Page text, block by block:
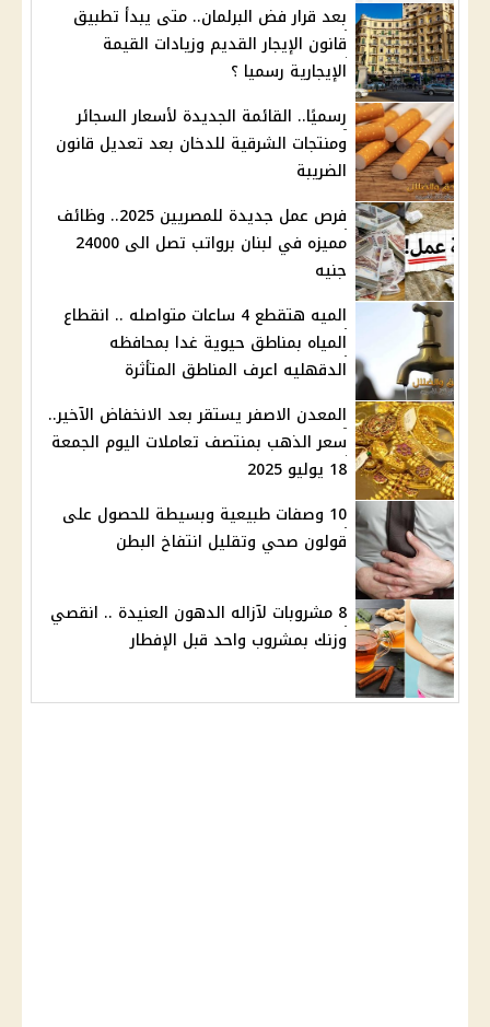
بعد قرار فض البرلمان.. متى يبدأ تطبيق
قانون الإيجار القديم وزيادات القيمة
الإيجارية رسميا ؟
رسميًا.. القائمة الجديدة لأسعار السجائر
ومنتجات الشرقية للدخان بعد تعديل قانون
الضريبة
فرص عمل جديدة للمصريين 2025.. وظائف
مميزه في لبنان برواتب تصل الى 24000
جنيه
الميه هتقطع 4 ساعات متواصله .. انقطاع
المياه بمناطق حيوية غدا بمحافظه
الدقهليه اعرف المناطق المتأثرة
المعدن الاصفر يستقر بعد الانخفاض الآخير..
سعر الذهب بمنتصف تعاملات اليوم الجمعة
18 يوليو 2025
10 وصفات طبيعية وبسيطة للحصول على
قولون صحي وتقليل انتفاخ البطن
8 مشروبات لآزاله الدهون العنيدة .. انقصي
وزنك بمشروب واحد قبل الإفطار